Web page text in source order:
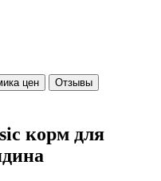
цен
Отзывы
корм для